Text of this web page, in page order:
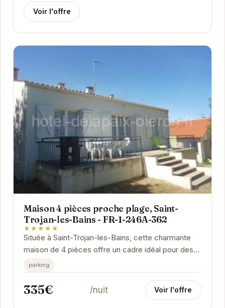
Voir l'offre
Maison 4 pièces proche plage, Saint-
Trojan-les-Bains - FR-1-246A-362
★★★★★
Située à Saint-Trojan-les-Bains, cette charmante
maison de 4 pièces offre un cadre idéal pour des
vacances en famille ou entre amis. Proche de la...
parking
335€ /nuit Voir l'offre